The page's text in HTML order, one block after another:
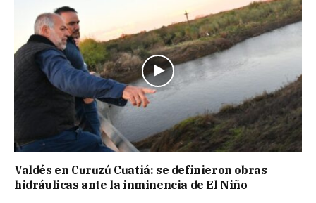
Valdés en Curuzú Cuatiá: se definieron obras
hidráulicas ante la inminencia de El Niño